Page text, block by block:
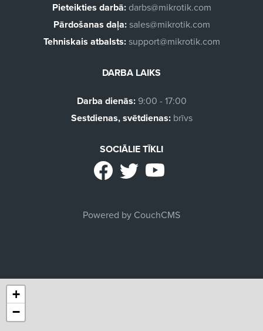
Pieteikties darbā: darbs@mikrotik.com
Pārdošanas daļa: sales@mikrotik.com
Tehniskais atbalsts: support@mikrotik.com
DARBA LAIKS
Darba dienās:9:00 - 17:00
Sestdienas, svētdienas:brīvs
SOCIĀLIE TĪKLI
Powered by CouchCMS
+
−